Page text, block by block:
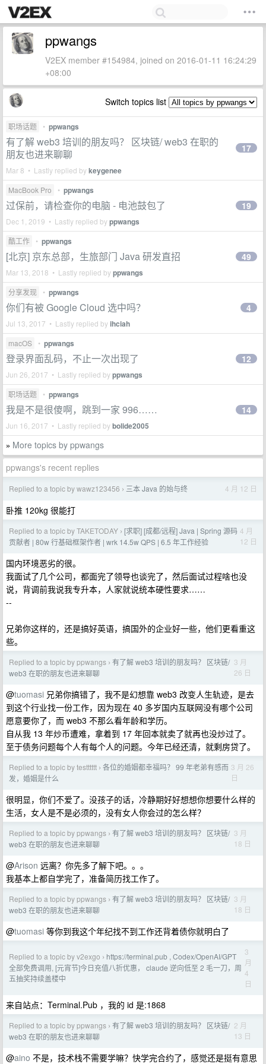
ppwangs
V2EX member #154984, joined on 2016-01-11 16:24:29
+08:00
Switch topics list
职场话题 • ppwangs
有了解 web3 培训的朋友吗？ 区块链/ web3 在职的
朋友也进来聊聊
Mar 8 • Lastly replied bykeygenee
17
MacBook Pro • ppwangs
过保前，请检查你的电脑 - 电池鼓包了
Dec 1, 2019 • Lastly replied byppwangs
19
酷工作 • ppwangs
[北京] 京东总部，生旅部门 Java 研发直招
Mar 13, 2018 • Lastly replied byppwangs
49
分享发现 • ppwangs
你们有被 Google Cloud 选中吗？
Jul 13, 2017 • Lastly replied byihciah
4
macOS • ppwangs
登录界面乱码，不止一次出现了
Jun 26, 2017 • Lastly replied byppwangs
12
职场话题 • ppwangs
我是不是很傻啊，跳到一家 996……
Jun 16, 2017 • Lastly replied bybolide2005
14
» More topics by ppwangs
ppwangs's recent replies
Replied to a topic by wawz123456 › 三本 Java 的始与终 4 月 12 日
卧推 120kg 很能打
Replied to a topic by TAKETODAY › [求职] [成都/远程] Java | Spring 源码
贡献者 | 80w 行基础框架作者 | wrk 14.5w QPS | 6.5 年工作经验
4 月
12 日
国内环境恶劣的很。
我面试了几个公司，都面完了领导也谈完了，然后面试过程啥也没
说，背调前我说我专升本，人家就说统本硬性要求……
--
兄弟你这样的，还是搞好英语，搞国外的企业好一些，他们更看重这
些。
Replied to a topic by ppwangs › 有了解 web3 培训的朋友吗？ 区块链/
web3 在职的朋友也进来聊聊
3 月
26 日
@tuomasi 兄弟你搞错了，我不是幻想靠 web3 改变人生轨迹，是去
到这个行业找一份工作，因为现在 40 多岁国内互联网没有哪个公司
愿意要你了，而 web3 不那么看年龄和学历。
自从我 13 年炒币遭难，拿着到 17 年回本就卖了就再也没炒过了。
至于债务问题每个人有每个人的问题。今年已经还清，就剩房贷了。
Replied to a topic by testttttt › 各位的婚姻都幸福吗？ 99 年老弟有感而
发，婚姻是什么
3 月 26
日
很明显，你们不爱了。没孩子的话，冷静期好好想想你想要什么样的
生活，女人是不是必须的，没有女人你会过的怎么样？
Replied to a topic by ppwangs › 有了解 web3 培训的朋友吗？ 区块链/
web3 在职的朋友也进来聊聊
3 月
18 日
@Arison 远离？你先多了解下吧。。。
我基本上都自学完了，准备简历找工作了。
Replied to a topic by ppwangs › 有了解 web3 培训的朋友吗？ 区块链/
web3 在职的朋友也进来聊聊
3 月
18 日
@tuomasi 等你到我这个年纪找不到工作还背着债你就明白了
Replied to a topic by v2exgo › https://terminal.pub , Codex/OpenAI/GPT
全部免费调用, [元宵节]今日充值八折优惠， claude 逆向低至 2 毛一刀，周
五抽奖持续盖楼中
3
月
4
日
来自站点：Terminal.Pub ，我的 id 是:1868
Replied to a topic by ppwangs › 有了解 web3 培训的朋友吗？ 区块链/
web3 在职的朋友也进来聊聊
2 月
13 日
@aino 不是，技术栈不需要学嘛？快学完合约了，感觉还是挺有意思